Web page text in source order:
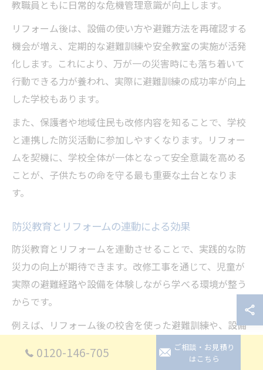
教職員ともに日常的な危機管理意識が向上します。
リフォーム後は、設備の使い方や避難方法を再確認する
機会が増え、定期的な避難訓練や安全教室の実施が活発
化します。これにより、万が一の災害時にも落ち着いて
行動できる力が養われ、実際に避難訓練の成功率が向上
した学校もあります。
また、保護者や地域住民も改修内容を知ることで、学校
と連携した防災活動に参加しやすくなります。リフォー
ムを契機に、学校全体が一体となって安全意識を高める
ことが、子供たちの命を守る最も重要な土台となりま
す。
防災教育とリフォームの連動による効果
防災教育とリフォームを連動させることで、実践的な防
災力の向上が期待できます。改修工事を通じて、児童が
実際の避難経路や設備を体験しながら学べる環境が整う
からです。
例えば、リフォーム後の校舎を使った避難訓練や、設備
の仕組みを学ぶ授業を行うことで、子供たちは「なぜこ
の設備が必要なのか」「どのように使うのか」を自分ご
0120-146-705
ご相談・お見積り
はこちら